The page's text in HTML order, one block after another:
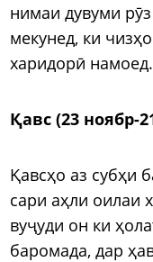
нимаи дувуми
мекунед, ки
харидорӣ намоед.
Қавс (23 ноябр-
Қавсҳо аз субҳи
сари аҳли оилаи
вуҷуди он ки
баромада, дар